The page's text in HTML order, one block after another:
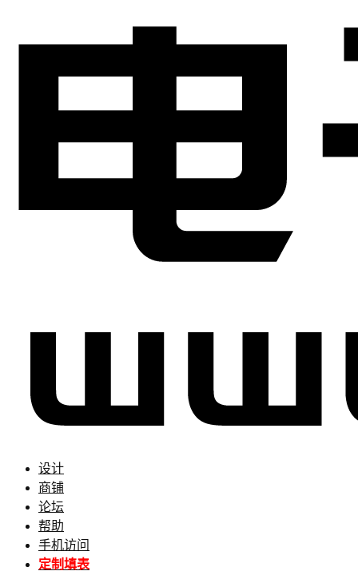
设计
商铺
论坛
帮助
手机访问
定制填表